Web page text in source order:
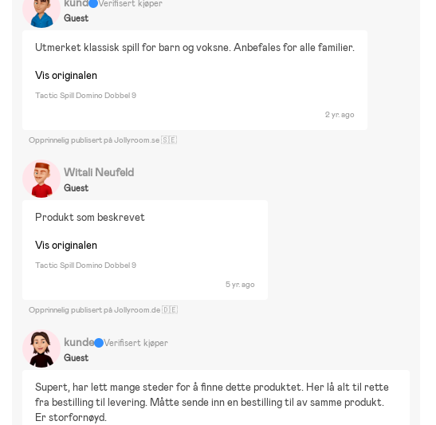
Verifisert kjøper
Guest
Utmerket klassisk spill for barn og voksne. Anbefales for alle familier.
Vis originalen
Tactic Spill Domino Dobbel 9
2 yr. ago
Opprinnelig publisert på Jollyroom.se 🇸🇪
Witali Neufeld
Guest
Produkt som beskrevet
Vis originalen
Tactic Spill Domino Dobbel 9
5 yr. ago
Opprinnelig publisert på Jollyroom.de 🇩🇪
kunde
Verifisert kjøper
Guest
Supert, har lett mange steder for å finne dette produktet. Her lå alt til rette
fra bestilling til levering. Måtte sende inn en bestilling til av samme produkt.
Er storfornøyd.